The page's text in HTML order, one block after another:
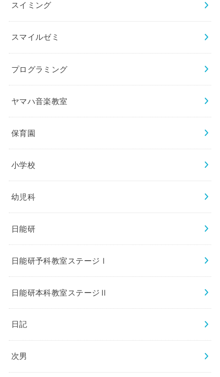
スイミング
スマイルゼミ
プログラミング
ヤマハ音楽教室
保育園
小学校
幼児科
日能研
日能研予科教室ステージⅠ
日能研本科教室ステージⅡ
日記
次男